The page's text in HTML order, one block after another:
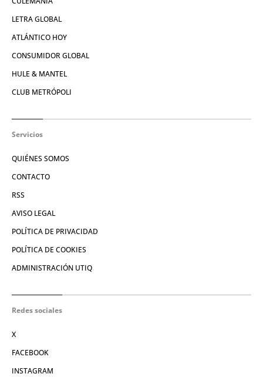
LETRA GLOBAL
ATLÁNTICO HOY
CONSUMIDOR GLOBAL
HULE & MANTEL
CLUB METRÓPOLI
Servicios
QUIÉNES SOMOS
CONTACTO
RSS
AVISO LEGAL
POLÍTICA DE PRIVACIDAD
POLÍTICA DE COOKIES
ADMINISTRACIÓN UTIQ
Redes sociales
X
FACEBOOK
INSTAGRAM